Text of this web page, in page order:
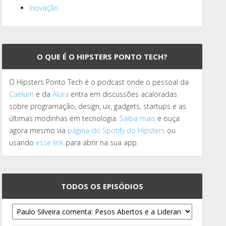
Inovação
O QUE É O HIPSTERS PONTO TECH?
O Hipsters Ponto Tech é o podcast onde o pessoal da
Caelum e daAlura entra em discussões acaloradas
sobre programação, design, ux, gadgets, startups e as
últimas modinhas em tecnologia. Saiba mais e ouça
agora mesmo via página do Spotify do Hipsters ou
usando esse link para abrir na sua app.
TODOS OS EPISÓDIOS